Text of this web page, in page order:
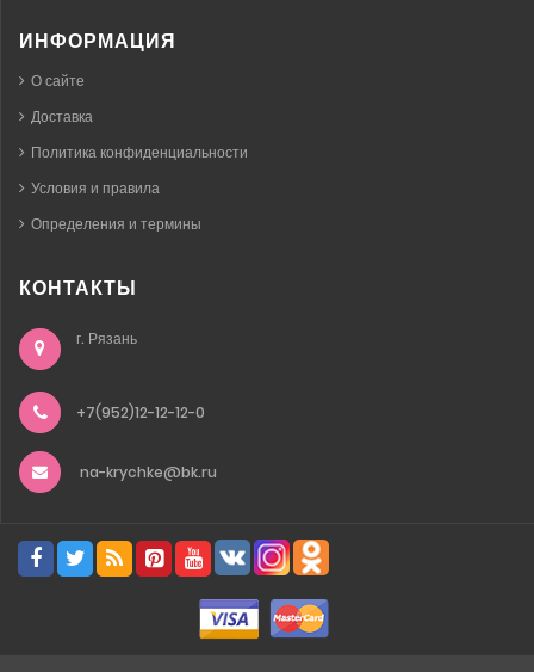
ИНФОРМАЦИЯ
О сайте
Доставка
Политика конфиденциальности
Условия и правила
Определения и термины
КОНТАКТЫ
г. Рязань
+7(952)12-12-12-0
na-krychke@bk.ru